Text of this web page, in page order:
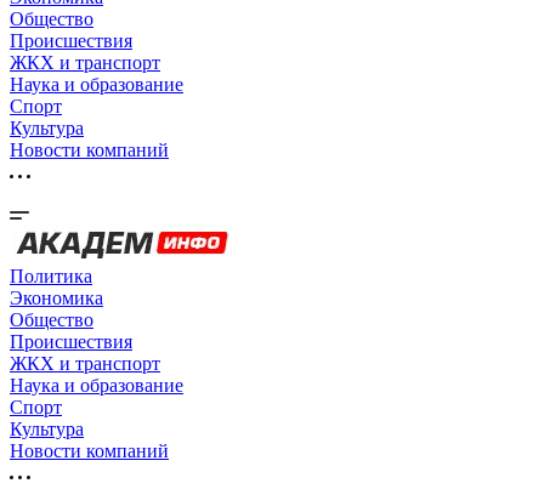
Общество
Происшествия
ЖКХ и транспорт
Наука и образование
Спорт
Культура
Новости компаний
Политика
Экономика
Общество
Происшествия
ЖКХ и транспорт
Наука и образование
Спорт
Культура
Новости компаний